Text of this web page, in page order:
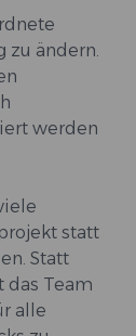
zu ändern.
werden
statt
Statt
das Team
alle